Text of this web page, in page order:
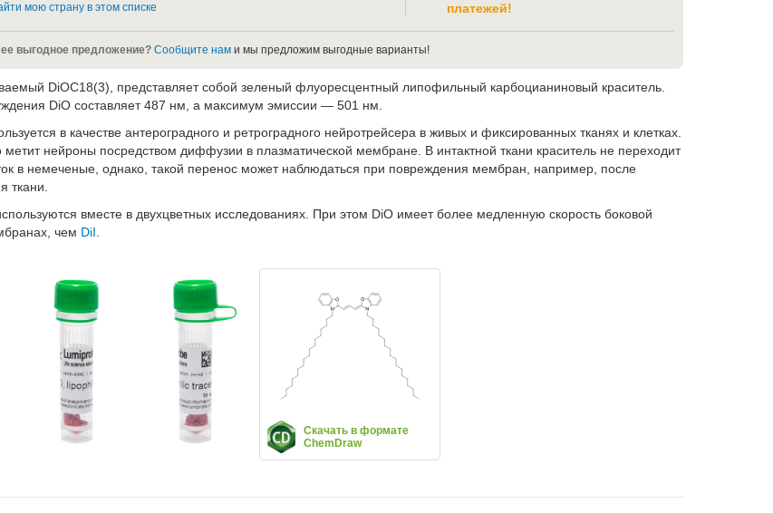
мою страну в этом списке
платежей!
выгодное предложение? Сообщите нам и мы предложим выгодные варианты!
DiOC18(3), представляет собой зеленый флуоресцентный липофильный карбоцианиновый краситель.
DiO составляет 487 нм, а максимум эмиссии — 501 нм.
в качестве антероградного и ретроградного нейротрейсера в живых и фиксированных тканях и клетках.
нейроны посредством диффузии в плазматической мембране. В интактной ткани краситель не переходит
в немеченые, однако, такой перенос может наблюдаться при повреждения мембран, например, после
ткани.
вместе в двухцветных исследованиях. При этом DiO имеет более медленную скорость боковой
чем DiI.
Скачать в формате
ChemDraw